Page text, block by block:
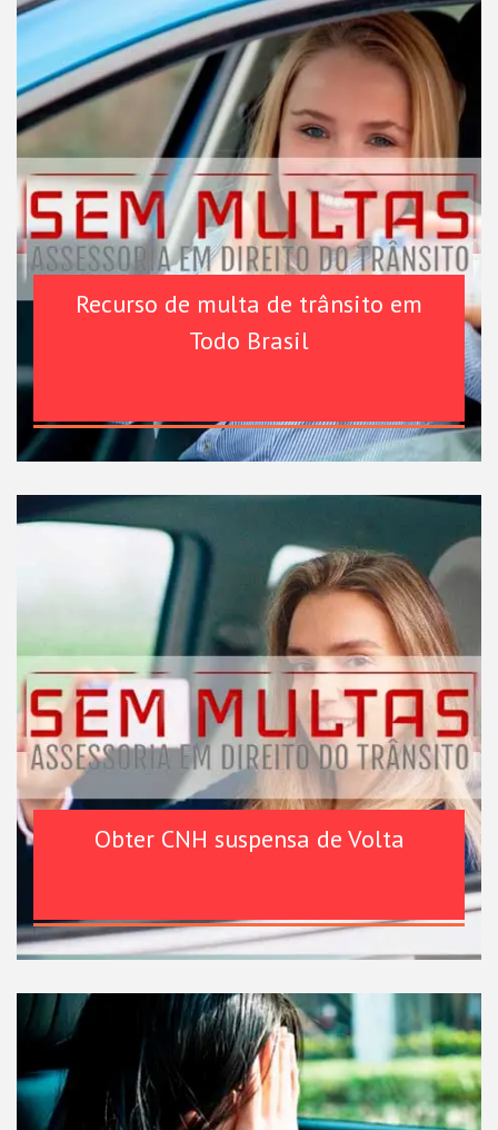
Recurso de multa de trânsito em
Todo Brasil
Obter CNH suspensa de Volta